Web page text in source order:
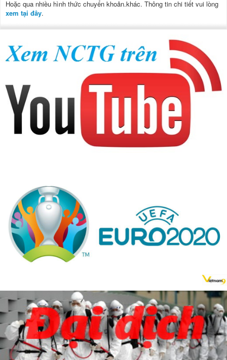
Hoặc qua nhiều hình thức chuyển khoản.khác. Thông tin chi tiết vui lòng
xem tại đây.